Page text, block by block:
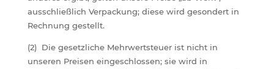
ausschließlich Verpackung; diese wird gesondert in
Rechnung gestellt.
(2) Die gesetzliche Mehrwertsteuer ist nicht in
unseren Preisen eingeschlossen; sie wird in